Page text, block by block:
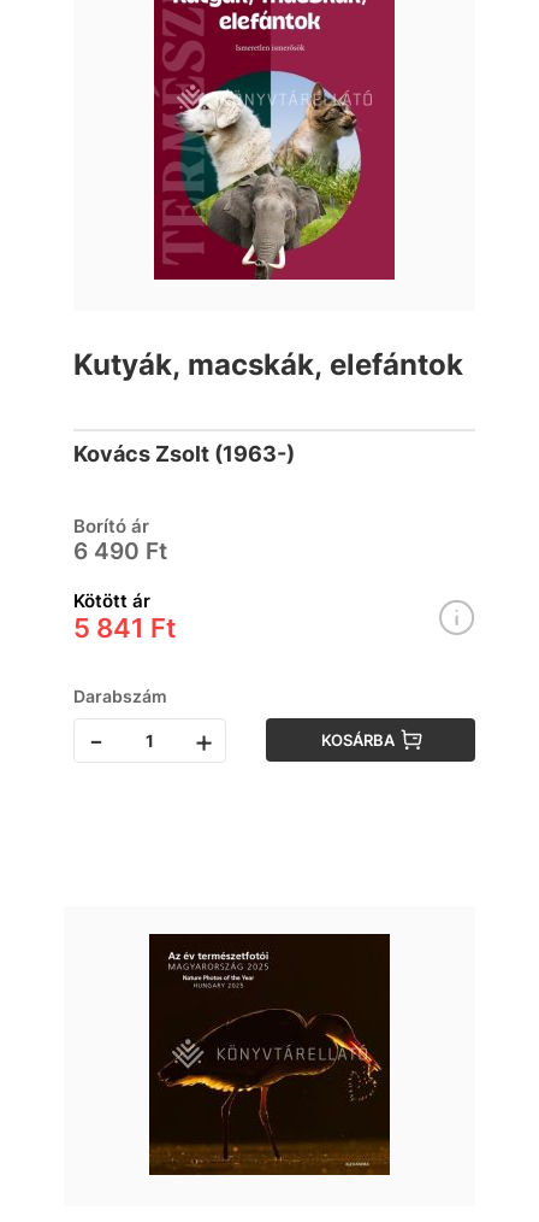
Kutyák, macskák, elefántok
Kovács Zsolt (1963-)
Borító ár
6 490 Ft
Kötött ár
5 841 Ft
Darabszám
- + KOSÁRBA